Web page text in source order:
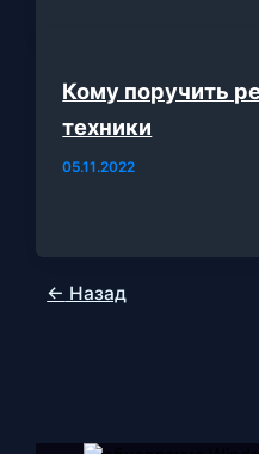
Кому поручить
техники
05.11.2022
← Назад